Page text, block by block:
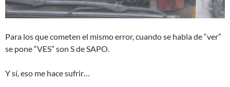
Para los que cometen el mismo error, cuando se habla de “ver”
se pone “VES” son S de SAPO.
Y sí, eso me hace sufrir…